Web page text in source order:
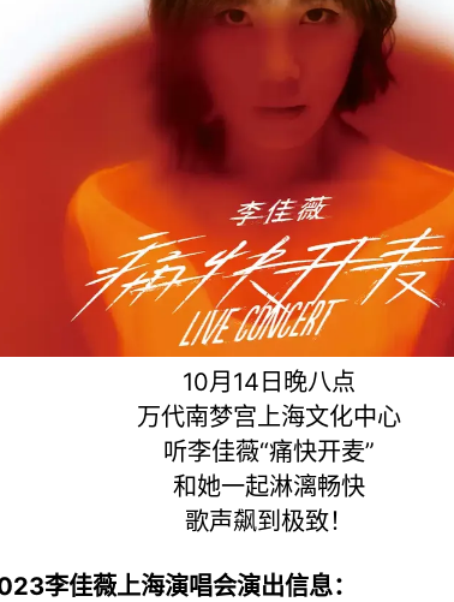
10月14日晚八点
万代南梦宫上海文化中心
听李佳薇“痛快开麦”
和她一起淋漓畅快
歌声飙到极致！
李佳薇上海演唱会演出信息：